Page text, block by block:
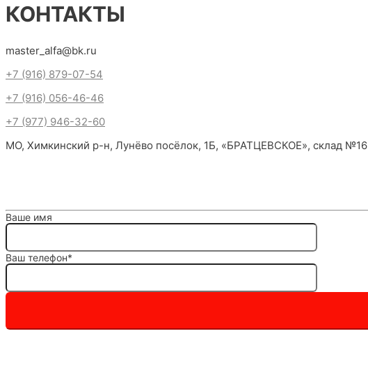
КОНТАКТЫ
master_alfa@bk.ru
+7 (916) 879-07-54
+7 (916) 056-46-46
+7 (977) 946-32-60
МО, Химкинский р-н, Лунёво посёлок, 1Б, «БРАТЦЕВСКОЕ», склад №16
Ваше имя
Ваш телефон*